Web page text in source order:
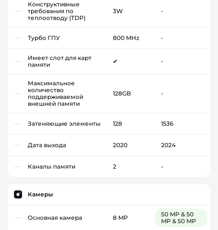
Конструктивные
требования по
теплоотводу (TDP)
3W -
Турбо ГПУ 800 MHz -
Имеет слот для карт
памяти
✔ -
Максимальное
количество
поддерживаемой
внешней памяти
128GB -
Затеняющие элементы 128 1536
Дата выхода 2020 2024
Каналы памяти 2 -
Камеры
Основная камера 8 MP
50 MP & 50
MP & 50 MP